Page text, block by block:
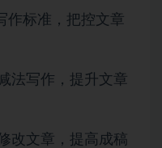
作标准，把控文章
法写作，提升文章
改文章，提高成稿